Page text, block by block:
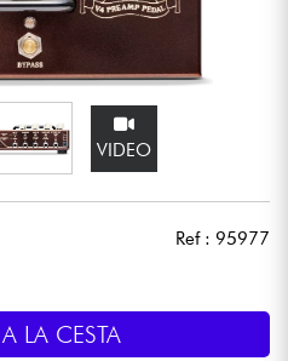
VIDEO
Ref : 95977
LA CESTA